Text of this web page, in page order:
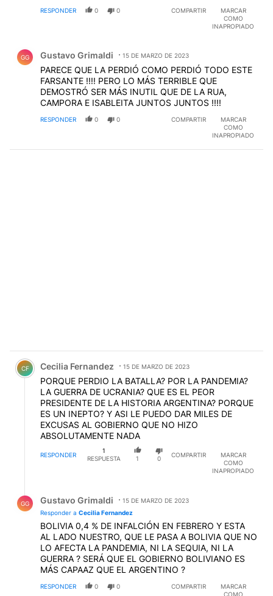
RESPONDER 0 0 COMPARTIR
MARCAR
COMO
INAPROPIADO
GG Gustavo Grimaldi 15 DE MARZO DE 2023
PARECE QUE LA PERDIÓ COMO PERDIÓ TODO ESTE
FARSANTE !!!! PERO LO MÁS TERRIBLE QUE
DEMOSTRÓ SER MÁS INUTIL QUE DE LA RUA,
CAMPORA E ISABLEITA JUNTOS JUNTOS !!!!
RESPONDER 0 0 COMPARTIR
MARCAR
COMO
INAPROPIADO
Comentario de Cecilia Fernandez.
CF Cecilia Fernandez 15 DE MARZO DE 2023
PORQUE PERDIO LA BATALLA? POR LA PANDEMIA?
LA GUERRA DE UCRANIA? QUE ES EL PEOR
PRESIDENTE DE LA HISTORIA ARGENTINA? PORQUE
ES UN INEPTO? Y ASI LE PUEDO DAR MILES DE
EXCUSAS AL GOBIERNO QUE NO HIZO
ABSOLUTAMENTE NADA
RESPONDER
1
RESPUESTA
1 0
COMPARTIR
MARCAR
COMO
INAPROPIADO
GG Gustavo Grimaldi
15 DE MARZO DE 2023
Responder a Cecilia Fernandez
BOLIVIA 0,4 % DE INFALCIÓN EN FEBRERO Y ESTA
AL LADO NUESTRO, QUE LE PASA A BOLIVIA QUE NO
LO AFECTA LA PANDEMIA, NI LA SEQUIA, NI LA
GUERRA ? SERÁ QUE EL GOBIERNO BOLIVIANO ES
MÁS CAPAAZ QUE EL ARGENTINO ?
RESPONDER 0 0 COMPARTIR
MARCAR
COMO